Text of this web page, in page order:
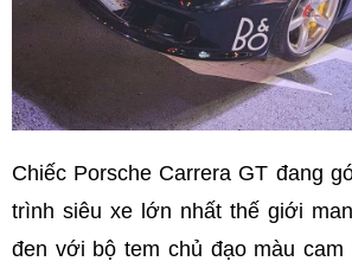
Chiếc Porsche Carrera GT đang
trình siêu xe lớn nhất thế giới
đen với bộ tem chủ đạo màu cam